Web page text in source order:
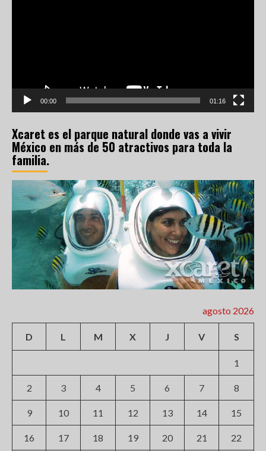
00:00 01:16
Xcaret es el parque natural donde vas a vivir
México en más de 50 atractivos para toda la
familia.
agosto 2026
D L M X J V S
1
2 3 4 5 6 7 8
9 10 11 12 13 14 15
16 17 18 19 20 21 22